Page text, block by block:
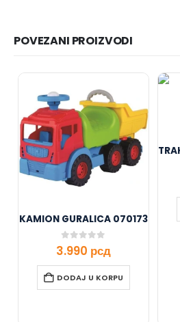
POVEZANI PROIZVODI
KAMION GURALICA 070173
0 out of 5
3.990 рсд
DODAJ U KORPU